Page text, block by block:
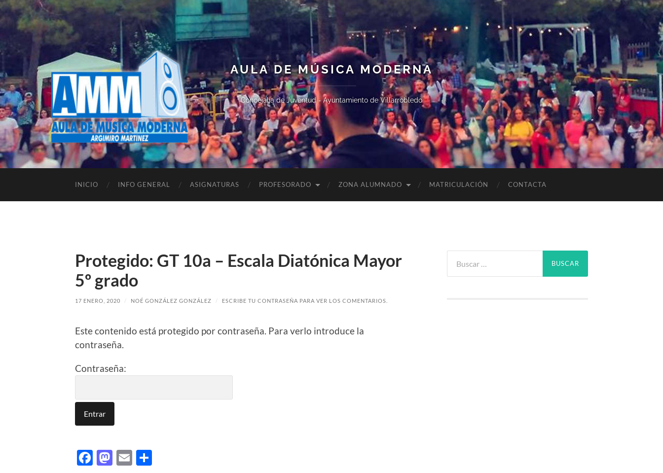
AULA DE MÚSICA MODERNA
Concejalía de Juventud - Ayuntamiento de Villarrobledo
INICIO INFO GENERAL ASIGNATURAS PROFESORADO ZONA ALUMNADO MATRICULACIÓN CONTACTA
Protegido: GT 10a – Escala Diatónica Mayor
5º grado
17 ENERO, 2020 / NOÉ GONZÁLEZ GONZÁLEZ / ESCRIBE TU CONTRASEÑA PARA VER LOS COMENTARIOS.
Este contenido está protegido por contraseña. Para verlo introduce la
contraseña.
Contraseña:
Facebook
Mastodon
Email